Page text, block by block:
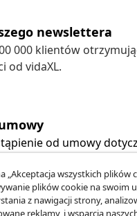
newslettera
000 klientów
od vidaXL.
od umowy
„Akceptacja wszystkich plików
plików cookie na swoim
z nawigacji strony,
reklamy, i wsparcia